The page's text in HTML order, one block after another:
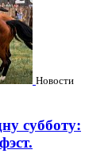
Новости
субботу: